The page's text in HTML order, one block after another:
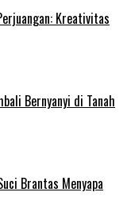
Kreativitas
Bernyanyi di Tanah
Brantas Menyapa